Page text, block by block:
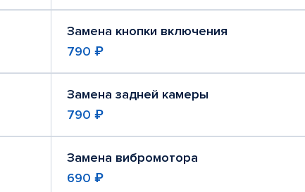
Замена кнопки включения
790 ₽
Замена задней камеры
790 ₽
Замена вибромотора
690 ₽